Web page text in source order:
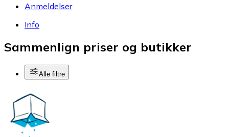
Anmeldelser
Info
Sammenlign priser og butikker
Alle filtre